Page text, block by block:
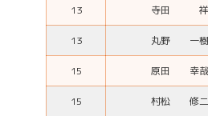
13 寺田 祥
13 丸野 一樹
15 原田 幸哉
15 村松 修二